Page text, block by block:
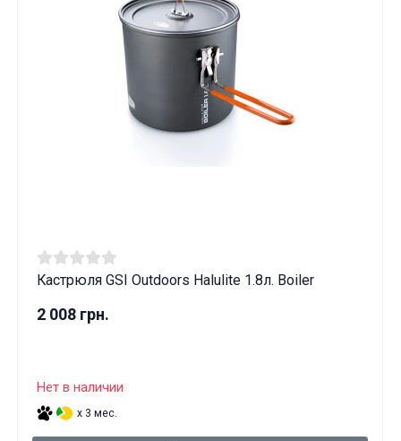
Кастрюля GSI Outdoors Halulite 1.8л. Boiler
2 008 грн.
Нет в наличии
x 3 мес.